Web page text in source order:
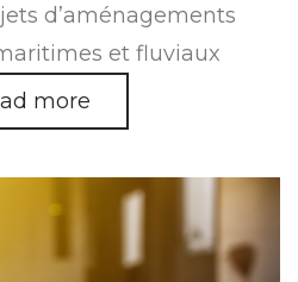
d’aménagements
et fluviaux
more